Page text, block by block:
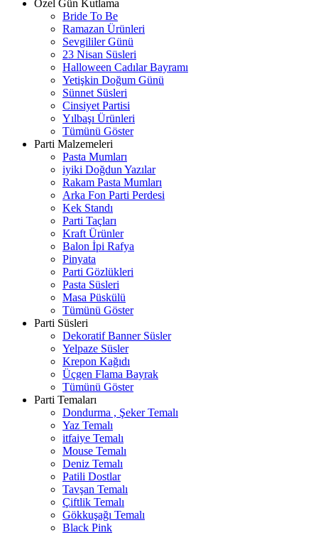
Özel Gün Kutlama
Bride To Be
Ramazan Ürünleri
Sevgililer Günü
23 Nisan Süsleri
Halloween Cadılar Bayramı
Yetişkin Doğum Günü
Sünnet Süsleri
Cinsiyet Partisi
Yılbaşı Ürünleri
Tümünü Göster
Parti Malzemeleri
Pasta Mumları
iyiki Doğdun Yazılar
Rakam Pasta Mumları
Arka Fon Parti Perdesi
Kek Standı
Parti Taçları
Kraft Ürünler
Balon İpi Rafya
Pinyata
Parti Gözlükleri
Pasta Süsleri
Masa Püskülü
Tümünü Göster
Parti Süsleri
Dekoratif Banner Süsler
Yelpaze Süsler
Krepon Kağıdı
Üçgen Flama Bayrak
Tümünü Göster
Parti Temaları
Dondurma , Şeker Temalı
Yaz Temalı
itfaiye Temalı
Mouse Temalı
Deniz Temalı
Patili Dostlar
Tavşan Temalı
Çiftlik Temalı
Gökkuşağı Temalı
Black Pink